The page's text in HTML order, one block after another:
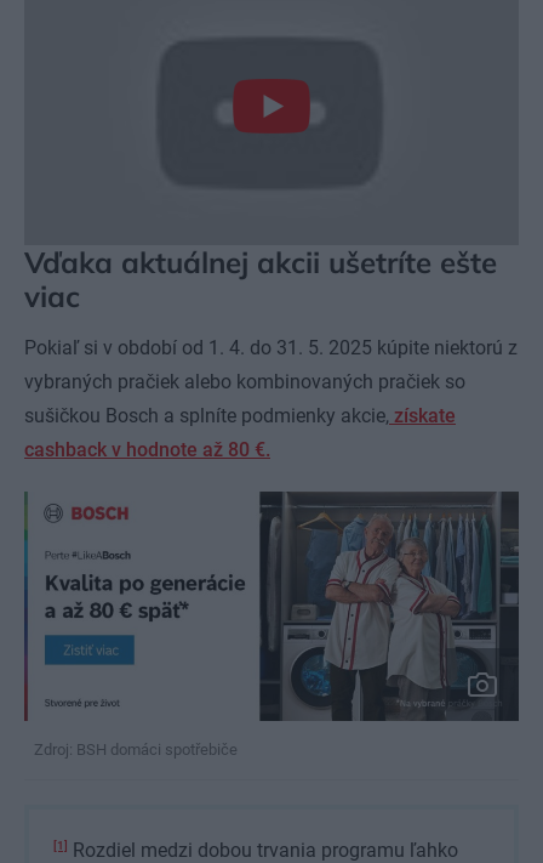
Vďaka aktuálnej akcii ušetríte ešte
viac
Pokiaľ si v období od 1. 4. do 31. 5. 2025 kúpite niektorú z
vybraných pračiek alebo kombinovaných pračiek so
sušičkou Bosch a splníte podmienky akcie, získate
cashback v hodnote až 80 €.
Zdroj: BSH domáci spotřebiče
[1] Rozdiel medzi dobou trvania programu ľahko